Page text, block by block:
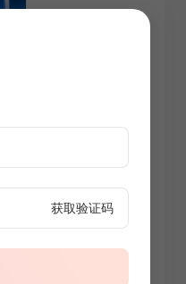
获取验证码